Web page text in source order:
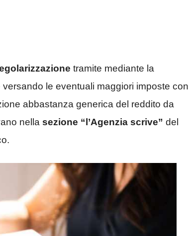
tramite mediante la
le eventuali maggiori imposte con
abbastanza generica del reddito da
nella sezione “l’Agenzia scrive” del